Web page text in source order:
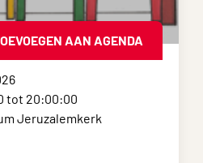
AAN AGENDA
tot 20:00:00
Jeruzalemkerk